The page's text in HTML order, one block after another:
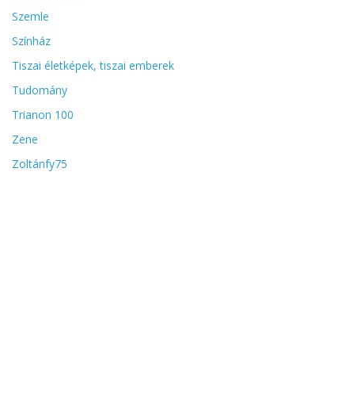
Szemle
Színház
Tiszai életképek, tiszai emberek
Tudomány
Trianon 100
Zene
Zoltánfy75